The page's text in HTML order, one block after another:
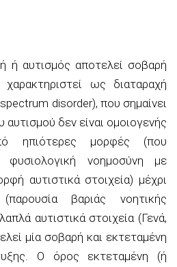
ή αυτισμός αποτελεί σοβαρή
ως διαταραχή
disorder), που σημαίνει
αυτισμού δεν είναι ομοιογενής
ηπιότερες μορφές (που
φυσιολογική νοημοσύνη με
αυτιστικά στοιχεία) μέχρι
βαριάς νοητικής
αυτιστικά στοιχεία (Γενά,
μία σοβαρή και εκτεταμένη
Ο όρος εκτεταμένη (ή